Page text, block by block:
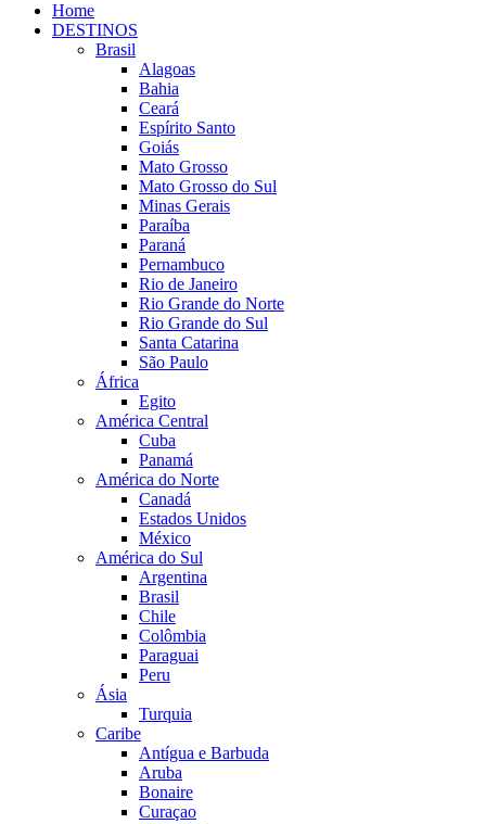
Home
DESTINOS
Brasil
Alagoas
Bahia
Ceará
Espírito Santo
Goiás
Mato Grosso
Mato Grosso do Sul
Minas Gerais
Paraíba
Paraná
Pernambuco
Rio de Janeiro
Rio Grande do Norte
Rio Grande do Sul
Santa Catarina
São Paulo
África
Egito
América Central
Cuba
Panamá
América do Norte
Canadá
Estados Unidos
México
América do Sul
Argentina
Brasil
Chile
Colômbia
Paraguai
Peru
Ásia
Turquia
Caribe
Antígua e Barbuda
Aruba
Bonaire
Curaçao